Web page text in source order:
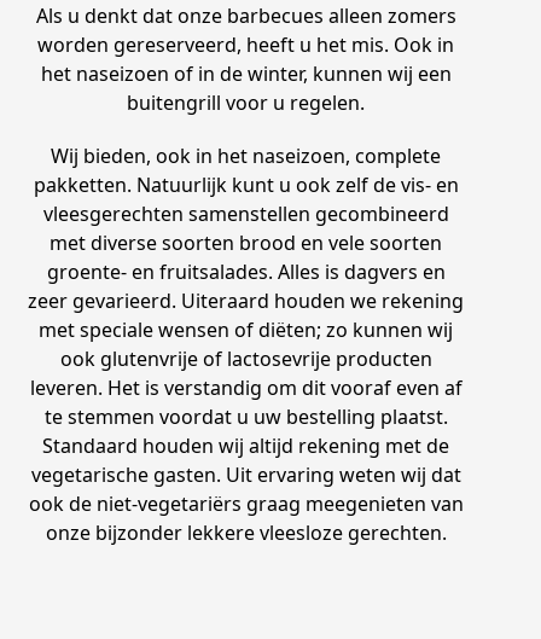
Als u denkt dat onze barbecues alleen zomers
worden gereserveerd, heeft u het mis. Ook in
het naseizoen of in de winter, kunnen wij een
buitengrill voor u regelen.
Wij bieden, ook in het naseizoen, complete
pakketten. Natuurlijk kunt u ook zelf de vis- en
vleesgerechten samenstellen gecombineerd
met diverse soorten brood en vele soorten
groente- en fruitsalades. Alles is dagvers en
zeer gevarieerd. Uiteraard houden we rekening
met speciale wensen of diëten; zo kunnen wij
ook glutenvrije of lactosevrije producten
leveren. Het is verstandig om dit vooraf even af
te stemmen voordat u uw bestelling plaatst.
Standaard houden wij altijd rekening met de
vegetarische gasten. Uit ervaring weten wij dat
ook de niet-vegetariërs graag meegenieten van
onze bijzonder lekkere vleesloze gerechten.